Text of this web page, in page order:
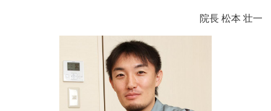
院長 松本 壮一